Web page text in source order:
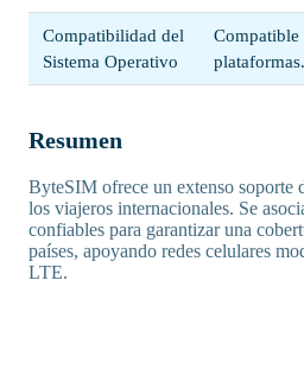
Compatibilidad del
Sistema Operativo
plataformas.
Resumen
ByteSIM ofrece un extenso soporte
los viajeros internacionales. Se
confiables para garantizar una
países, apoyando redes celulares
LTE.